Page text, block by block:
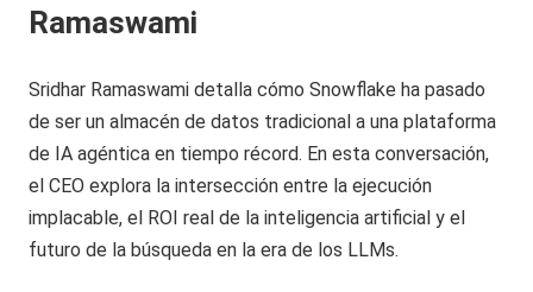
Ramaswami
Sridhar Ramaswami detalla cómo Snowflake ha pasado
de ser un almacén de datos tradicional a una plataforma
de IA agéntica en tiempo récord. En esta conversación,
el CEO explora la intersección entre la ejecución
implacable, el ROI real de la inteligencia artificial y el
futuro de la búsqueda en la era de los LLMs.